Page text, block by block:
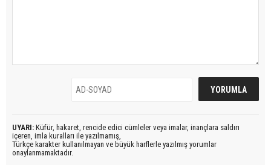
UYARI: Küfür, hakaret, rencide edici cümleler veya imalar, inançlara saldırı
içeren, imla kuralları ile yazılmamış,
Türkçe karakter kullanılmayan ve büyük harflerle yazılmış yorumlar
onaylanmamaktadır.